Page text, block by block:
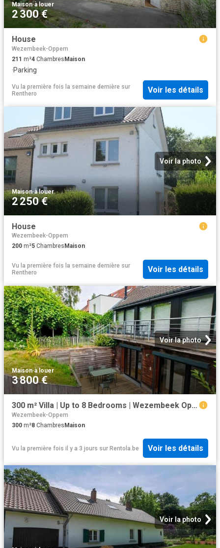
Maison·à louer
2 300 €
House
Wezembeek-Oppem
211 m²4 ChambresMaison
·Parking
Vu la première fois la semaine dernière sur
Renthero
Voir les détails
Voir la photo
Maison·à louer
2 250 €
House
Wezembeek-Oppem
200 m²5 Chambres Maison
Vu la première fois la semaine dernière sur
Renthero
Voir les détails
Voir la photo
Maison·à louer
3 800 €
300 m² Villa | Up to 8 Bedrooms | Wezembeek Oppem
Wezembeek-Oppem
300 m²8 ChambresMaison
Vu la première fois il y a 3 jours sur Rentola.be Voir les détails
Voir la photo